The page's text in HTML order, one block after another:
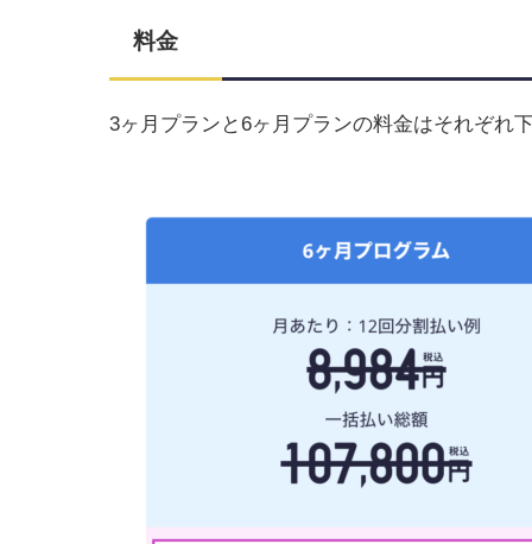
料金
3ヶ月プランと6ヶ月プランの料金はそれぞれ